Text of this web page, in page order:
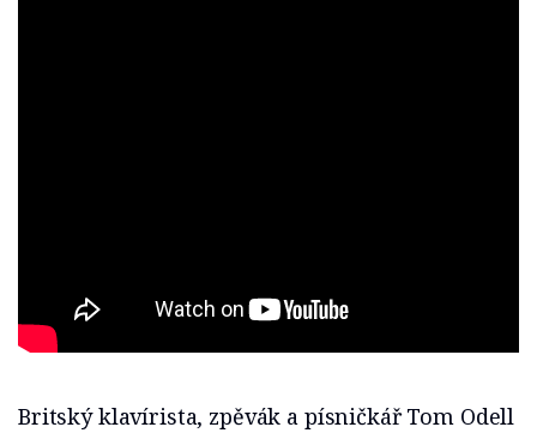
Britský klavírista, zpěvák a písničkář Tom Odell